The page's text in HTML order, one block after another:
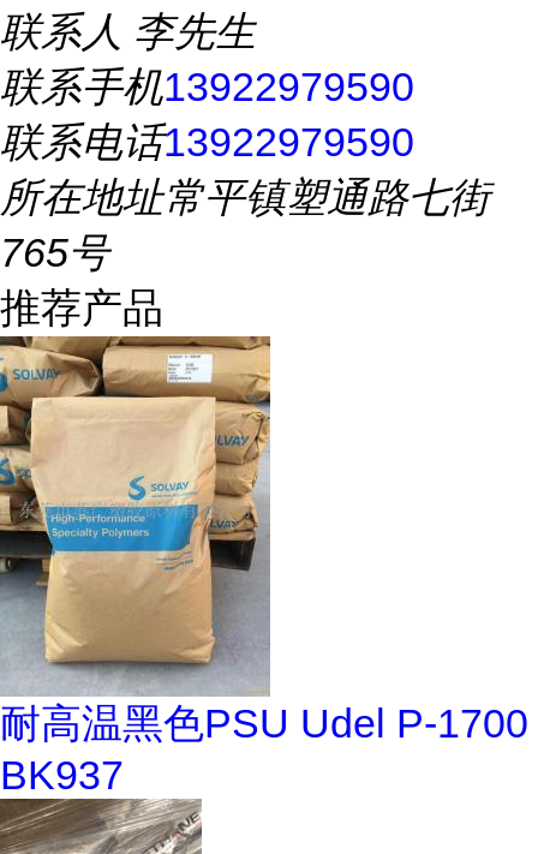
联系人 李先生
联系手机13922979590
联系电话13922979590
所在地址常平镇塑通路七街
765号
推荐产品
耐高温黑色PSU Udel P-1700
BK937